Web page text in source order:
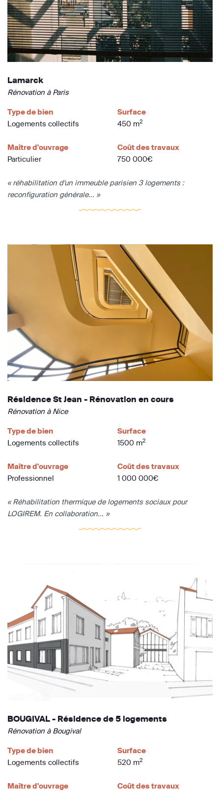
Lamarck
Rénovation à Paris
Type de bien
Logements collectifs
Surface
450 m2
Maître d'ouvrage
Particulier
Coût des travaux
750 000€
« réhabilitation d'un immeuble parisien 3 logements :
reconfiguration générale... »
Résidence St Jean - Rénovation en cours
Rénovation à Nice
Type de bien
Logements collectifs
Surface
1500 m2
Maître d'ouvrage
Professionnel
Coût des travaux
1 000 000€
« Réhabilitation thermique de logements sociaux pour
LOGIREM. En collaboration... »
BOUGIVAL - Résidence de 5 logements
Rénovation à Bougival
Type de bien
Logements collectifs
Surface
520 m2
Maître d'ouvrage
Coût des travaux